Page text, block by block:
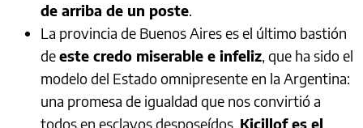
de arriba de un poste.
La provincia de Buenos Aires es el último bastión
deeste credo miserable e infeliz, que ha sido el
modelo del Estado omnipresente en la Argentina:
una promesa de igualdad que nos convirtió a
todos en esclavos desposeídos. Kicillof es el